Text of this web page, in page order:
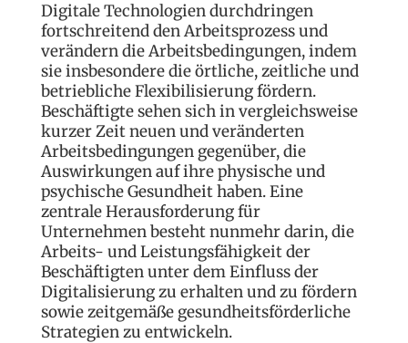
Digitale Technologien durchdringen
fortschreitend den Arbeitsprozess und
verändern die Arbeitsbedingungen, indem
sie insbesondere die örtliche, zeitliche und
betriebliche Flexibilisierung fördern.
Beschäftigte sehen sich in vergleichsweise
kurzer Zeit neuen und veränderten
Arbeitsbedingungen gegenüber, die
Auswirkungen auf ihre physische und
psychische Gesundheit haben. Eine
zentrale Herausforderung für
Unternehmen besteht nunmehr darin, die
Arbeits- und Leistungsfähigkeit der
Beschäftigten unter dem Einfluss der
Digitalisierung zu erhalten und zu fördern
sowie zeitgemäße gesundheitsförderliche
Strategien zu entwickeln.